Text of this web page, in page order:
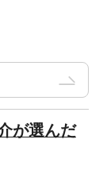
が選んだ